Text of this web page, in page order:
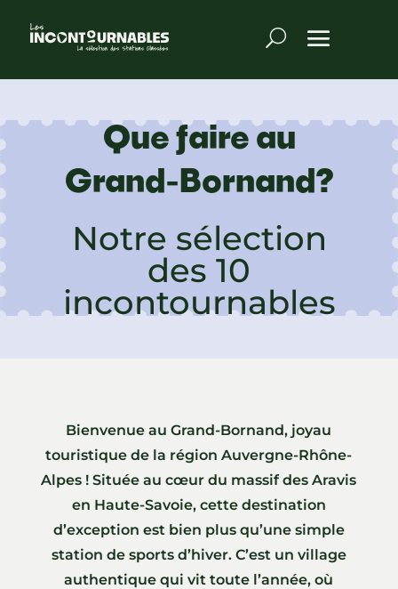
Que faire au
Grand-Bornand?
Notre sélection
des 10
incontournables
Bienvenue au Grand-Bornand, joyau
touristique de la région Auvergne-Rhône-
Alpes ! Située au cœur du massif des Aravis
en Haute-Savoie, cette destination
d’exception est bien plus qu’une simple
station de sports d’hiver. C’est un village
authentique qui vit toute l’année, où